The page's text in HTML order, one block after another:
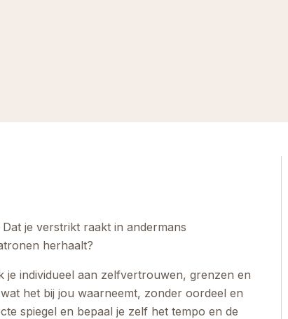
je verstrikt raakt in andermans
herhaalt?
individueel aan zelfvertrouwen, grenzen en
het bij jou waarneemt, zonder oordeel en
spiegel en bepaal je zelf het tempo en de